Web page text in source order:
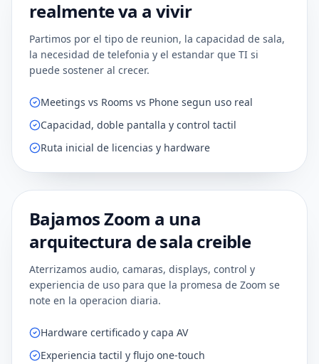
realmente va a vivir
Partimos por el tipo de reunion, la capacidad de sala,
la necesidad de telefonia y el estandar que TI si
puede sostener al crecer.
Meetings vs Rooms vs Phone segun uso real
Capacidad, doble pantalla y control tactil
Ruta inicial de licencias y hardware
02 DESIGN
Bajamos Zoom a una
arquitectura de sala creible
Aterrizamos audio, camaras, displays, control y
experiencia de uso para que la promesa de Zoom se
note en la operacion diaria.
Hardware certificado y capa AV
Experiencia tactil y flujo one-touch